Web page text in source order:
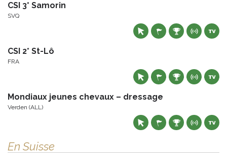
CSI 3* Samorin
SVQ
CSI 2* St-Lô
FRA
Mondiaux jeunes chevaux – dressage
Verden (ALL)
En Suisse